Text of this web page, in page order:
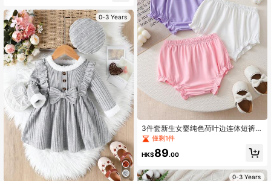
0-3 Years
3件套新生女婴纯色荷叶边连体短裤，
夏季僅剩1件
HK$89.00
0-3 Years